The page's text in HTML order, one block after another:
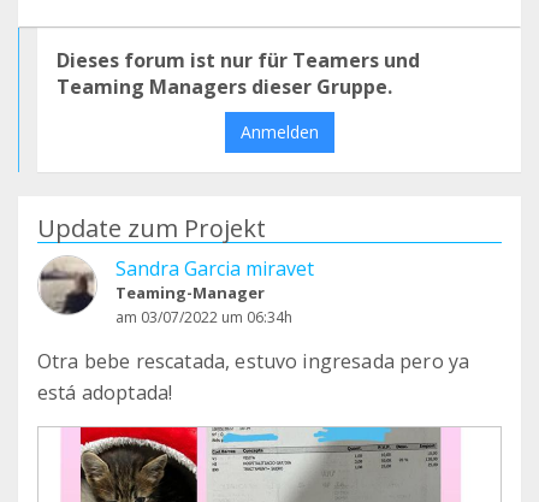
Dieses forum ist nur für Teamers und
Teaming Managers dieser Gruppe.
Anmelden
Update zum Projekt
Sandra Garcia miravet
Teaming-Manager
am 03/07/2022 um 06:34h
Otra bebe rescatada, estuvo ingresada pero ya
está adoptada!